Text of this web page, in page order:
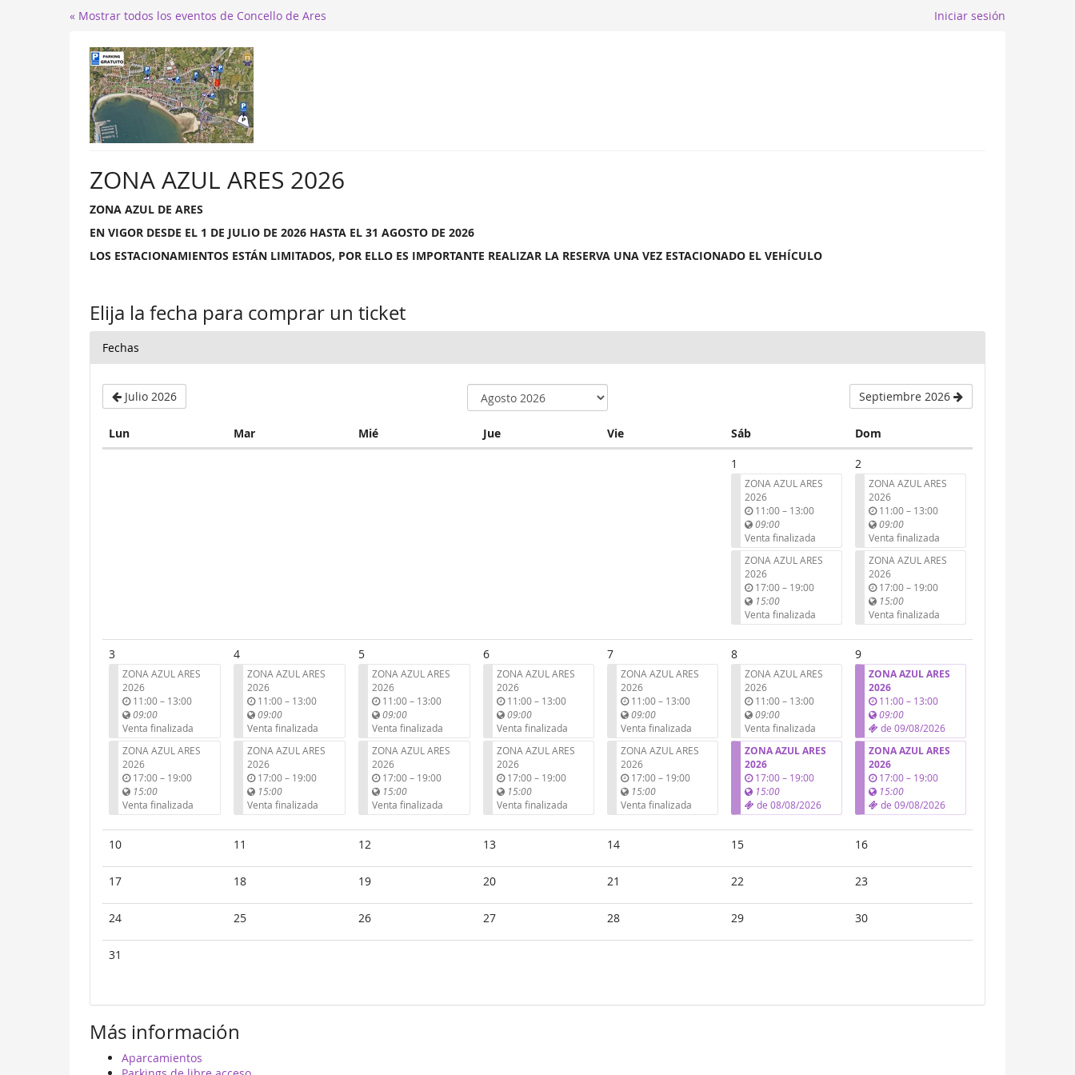
Iniciar sesión
« Mostrar todos los eventos de Concello de Ares
ZONA AZUL ARES 2026
ZONA AZUL DE ARES
EN VIGOR DESDE EL 1 DE JULIO DE 2026 HASTA EL 31 AGOSTO DE 2026
LOS ESTACIONAMIENTOS ESTÁN LIMITADOS, POR ELLO ES IMPORTANTE REALIZAR LA RESERVA UNA VEZ ESTACIONADO EL VEHÍCULO
Elija la fecha para comprar un ticket
Fechas
Julio 2026 Septiembre 2026
LunLunes MarMartes MiéMiércoles JueJueves VieViernes SábSábado Dom
1
ZONA AZUL ARES
2026
11:00–u
t
i
l
13:00
09:00
Venta finalizada
ZONA AZUL ARES
2026
17:00–u
t
i
l
19:00
15:00
Venta finalizada
2
ZONA AZUL ARES
2026
11:00–u
t
i
l
13:00
09:00
Venta finalizada
ZONA AZUL ARES
2026
17:00–u
t
i
l
19:00
15:00
Venta finalizada
3
ZONA AZUL ARES
2026
11:00–u
t
i
l
13:00
09:00
Venta finalizada
ZONA AZUL ARES
2026
17:00–u
t
i
l
19:00
15:00
Venta finalizada
4
ZONA AZUL ARES
2026
11:00–u
t
i
l
13:00
09:00
Venta finalizada
ZONA AZUL ARES
2026
17:00–u
t
i
l
19:00
15:00
Venta finalizada
5
ZONA AZUL ARES
2026
11:00–u
t
i
l
13:00
09:00
Venta finalizada
ZONA AZUL ARES
2026
17:00–u
t
i
l
19:00
15:00
Venta finalizada
6
ZONA AZUL ARES
2026
11:00–u
t
i
l
13:00
09:00
Venta finalizada
ZONA AZUL ARES
2026
17:00–u
t
i
l
19:00
15:00
Venta finalizada
7
ZONA AZUL ARES
2026
11:00–u
t
i
l
13:00
09:00
Venta finalizada
ZONA AZUL ARES
2026
17:00–u
t
i
l
19:00
15:00
Venta finalizada
8
ZONA AZUL ARES
2026
11:00–u
t
i
l
13:00
09:00
Venta finalizada
ZONA AZUL ARES
2026
17:00–u
t
i
l
19:00
15:00
de 08/08/2026
9
ZONA AZUL ARES
2026
11:00–u
t
i
l
13:00
09:00
de 09/08/2026
ZONA AZUL ARES
2026
17:00–u
t
i
l
19:00
15:00
de 09/08/2026
10 11 12 13 14 15 16
17 18 19 20 21 22 23
24 25 26 27 28 29 30
31
Más información
Aparcamientos